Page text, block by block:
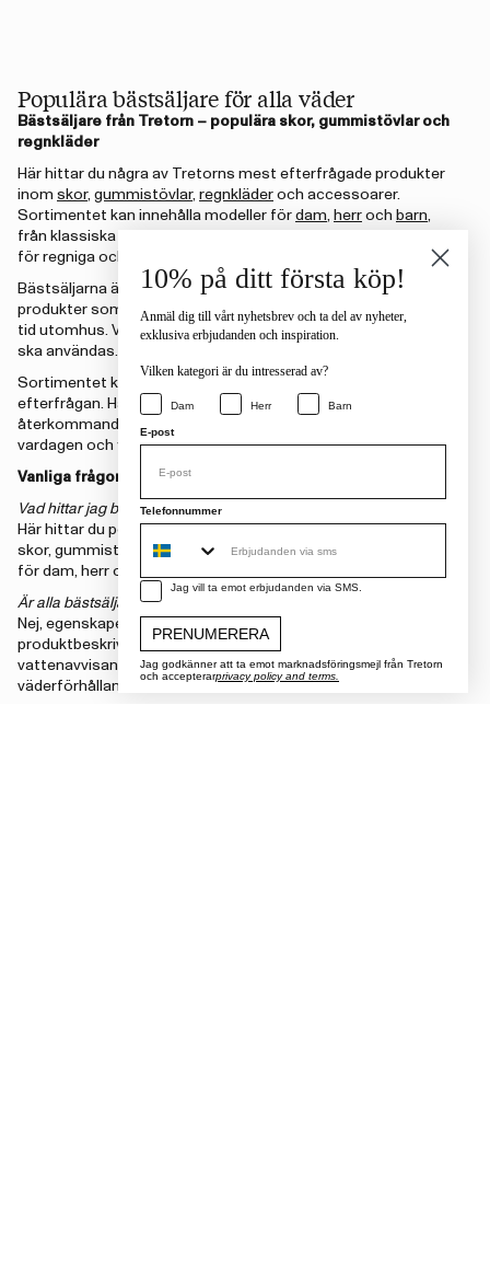
Populära bästsäljare för alla väder
Bästsäljare från Tretorn – populära skor, gummistövlar och
regnkläder
Här hittar du några av Tretorns mest efterfrågade produkter
inom skor, gummistövlar, regnkläder och accessoarer.
Sortimentet kan innehålla modeller för dam, herr och barn,
från klassiska regnstövlar och vattentäta skor till ytterplagg
för regniga och skiftande dagar.
Bästsäljarna är ett bra ställe att börja om du vill hitta
produkter som många väljer för vardag, promenader, regn och
tid utomhus. Välj efter väder, passform och hur produkten
ska användas.
Sortimentet kan förändras över tid beroende på säsong och
efterfrågan. Här samlas produkter som ofta passar
återkommande behov: torra fötter i regn, bekväma skor för
vardagen och ytterplagg som fungerar när vädret växlar.
Vanliga frågor om våra bästsäljare
Vad hittar jag bland Tretorns bästsäljare?
Här hittar du populära produkter från Tretorn, till exempel
skor, gummistövlar, regnkläder, ytterplagg och accessoarer
för dam, herr och barn.
Är alla bästsäljare vattentäta?
Nej, egenskaperna varierar mellan olika produkter. Läs
produktbeskrivningen för att se om modellen är vattentät,
vattenavvisande eller anpassad för särskilda
väderförhållanden.
10% på ditt första köp!
Anmäl dig till vårt nyhetsbrev och ta del av nyheter,
exklusiva erbjudanden och inspiration.
Vilken kategori är du intresserad av?
Dam Herr Barn
E-post
Telefonnummer
sms consentJag vill ta emot erbjudanden via SMS.
PRENUMERERA
Jag godkänner att ta emot marknadsföringsmejl från Tretorn
och accepterarprivacy policy and terms.